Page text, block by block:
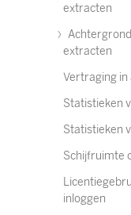
extracten
extracten
Vertraging
Statistieken
Statistieken
Schijfruimte
inloggen